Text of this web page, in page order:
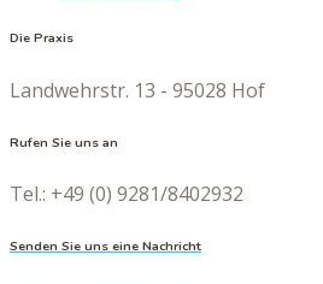
Die Praxis
Landwehrstr. 13 - 95028 Hof
Rufen Sie uns an
Tel.: +49 (0) 9281/8402932
Senden Sie uns eine Nachricht